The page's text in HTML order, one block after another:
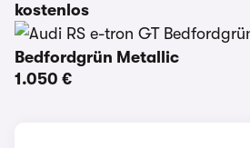
kostenlos
Bedfordgrün Metallic
1.050 €